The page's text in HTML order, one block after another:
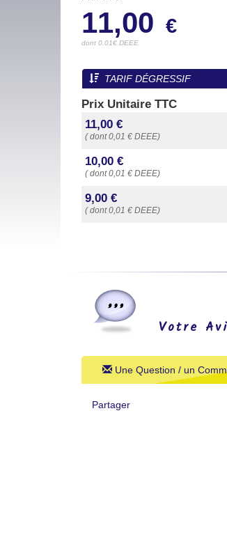
11,00 €
dont 0.01€ DEEE
TARIF DÉGRESSIF
Prix Unitaire TTC
11,00 €
( dont 0,01 € DEEE)
10,00 €
( dont 0,01 € DEEE)
9,00 €
( dont 0,01 € DEEE)
Votre
Une Question / un
Partager